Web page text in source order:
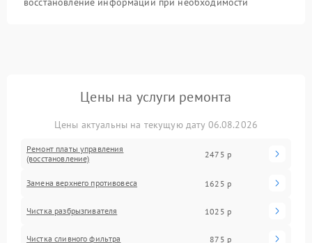
Цены на услуги ремонта
Цены актуальны на текущую дату 06.08.2026
Ремонт платы управления
(восстановление)
2475 р
Замена верхнего противовеса 1625 р
Чистка разбрызгивателя 1025 р
Чистка сливного фильтра 875 р